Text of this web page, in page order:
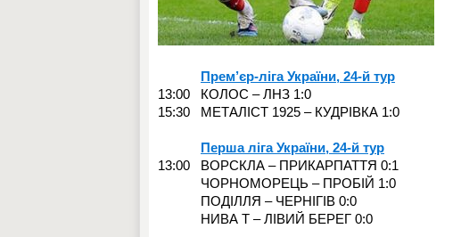
Прем’єр-ліга України, 24-й тур
13:00 КОЛОС – ЛНЗ 1:0
15:30 МЕТАЛІСТ 1925 – КУДРІВКА 1:0
Перша ліга України, 24-й тур
13:00 ВОРСКЛА – ПРИКАРПАТТЯ 0:1
ЧОРНОМОРЕЦЬ – ПРОБІЙ 1:0
ПОДІЛЛЯ – ЧЕРНІГІВ 0:0
НИВА Т – ЛІВИЙ БЕРЕГ 0:0